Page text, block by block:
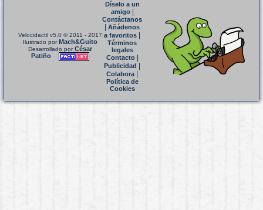
Velocidactil v5.0 © 2011 - 2017
Ilustrado porMach&Guito
Desarrollado porCésar
Patiño
Díselo a un
amigo|
Contáctanos
Añádenos
a favoritos
Términos
legales
Contacto|
Publicidad
Colabora|
Política de
Cookies